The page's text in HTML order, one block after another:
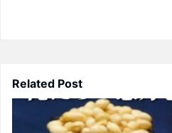
Related Post